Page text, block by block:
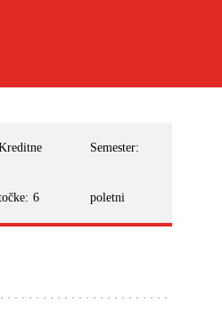
6
Semester:
poletni